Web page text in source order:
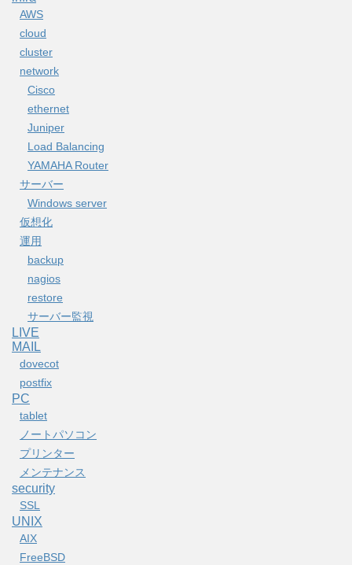
AWS
cloud
cluster
network
Cisco
ethernet
Juniper
Load Balancing
YAMAHA Router
サーバー
Windows server
仮想化
運用
backup
nagios
restore
サーバー監視
LIVE
MAIL
dovecot
postfix
PC
tablet
ノートパソコン
プリンター
メンテナンス
security
SSL
UNIX
AIX
FreeBSD